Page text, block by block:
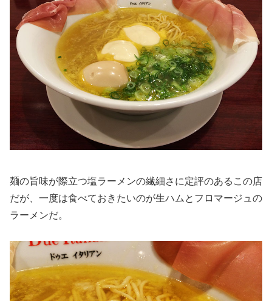
麺の旨味が際立つ塩ラーメンの繊細さに定評のあるこの店
だが、一度は食べておきたいのが生ハムとフロマージュの
ラーメンだ。